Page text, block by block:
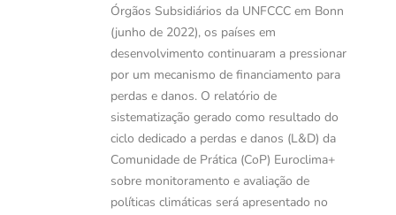
Órgãos Subsidiários da UNFCCC em Bonn
(junho de 2022), os países em
desenvolvimento continuaram a pressionar
por um mecanismo de financiamento para
perdas e danos. O relatório de
sistematização gerado como resultado do
ciclo dedicado a perdas e danos (L&D) da
Comunidade de Prática (CoP) Euroclima+
sobre monitoramento e avaliação de
políticas climáticas será apresentado no